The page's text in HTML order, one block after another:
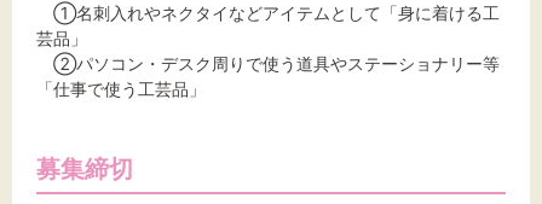
①名刺入れやネクタイなどアイテムとして「身に着ける工
芸品」
②パソコン・デスク周りで使う道具やステーショナリー等
「仕事で使う工芸品」
募集締切